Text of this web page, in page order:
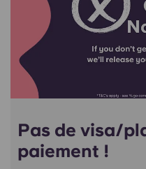
Pas de visa/
paiement !